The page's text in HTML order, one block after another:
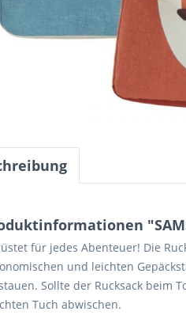
für jedes Abenteuer! Die
und leichten
Sollte der Rucksack beim
Tuch abwischen.